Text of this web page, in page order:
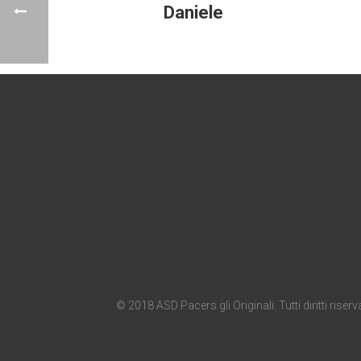
Daniele
© 2018 ASD Pacers gli Originali. Tutti diritti